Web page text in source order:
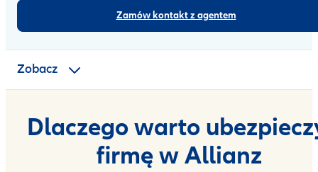
Zamów kontakt z agentem
Zobacz
Zakres i warianty
Częste pytania
Dlaczego warto
firmę w Allianz